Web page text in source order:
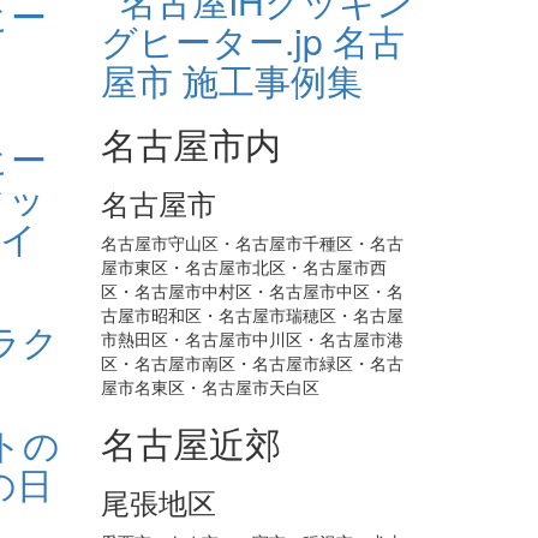
名古屋市内
名古屋市
名古屋市守山区・名古屋市千種区・名古
屋市東区・名古屋市北区・名古屋市西
区・名古屋市中村区・名古屋市中区・名
古屋市昭和区・名古屋市瑞穂区・名古屋
市熱田区・名古屋市中川区・名古屋市港
区・名古屋市南区・名古屋市緑区・名古
屋市名東区・名古屋市天白区
名古屋近郊
尾張地区